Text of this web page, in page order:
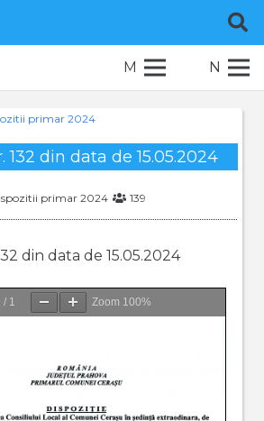
M N
primar 2024
132 din data de 15.05.2024
primar 2024 139
din data de 15.05.2024
/ 1 Zoom 100%